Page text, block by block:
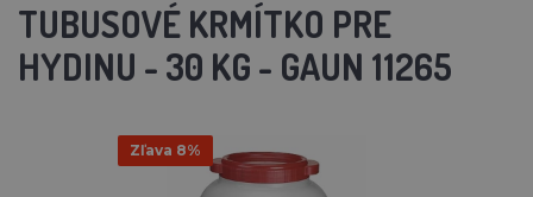
TUBUSOVÉ KRMÍTKO PRE
HYDINU - 30 KG - GAUN 11265
Zľava 8%